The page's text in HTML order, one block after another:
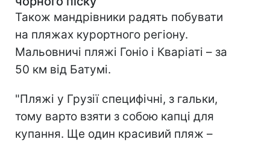
Також мандрівники радять побувати
на пляжах курортного регіону.
Мальовничі пляжі Гоніо і Кваріаті – за
50 км від Батумі.
"Пляжі у Грузії специфічні, з гальки,
тому варто взяти з собою капці для
купання. Ще один красивий пляж –